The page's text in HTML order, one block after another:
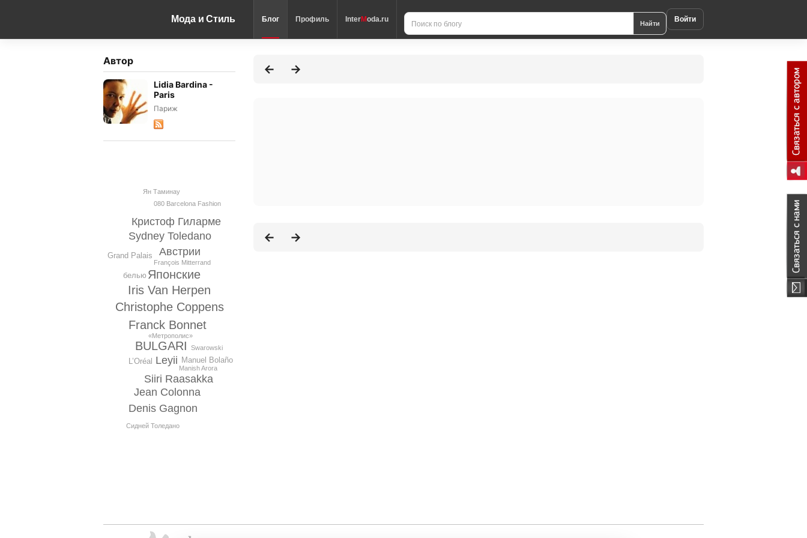
Мода и Стиль Блог Профиль InterModa.ru Найти Войти
Автор
Lidia Bardina -
Paris
Париж
Christophe Coppens
Iris Van Herpen
Franck Bonnet
Японские
BULGARI
Leyii
Австрии
Siiri Raasakka
Sydney Toledano
Кристоф Гиларме
Jean Colonna
Denis Gagnon
Grand Palais
белью
Manuel Bolaño
L’Oréal
«Метрополис»
Swarowski
080 Barcelona Fashion
Ян Таминау
Сидней Толедано
François Mitterrand
Manish Arora